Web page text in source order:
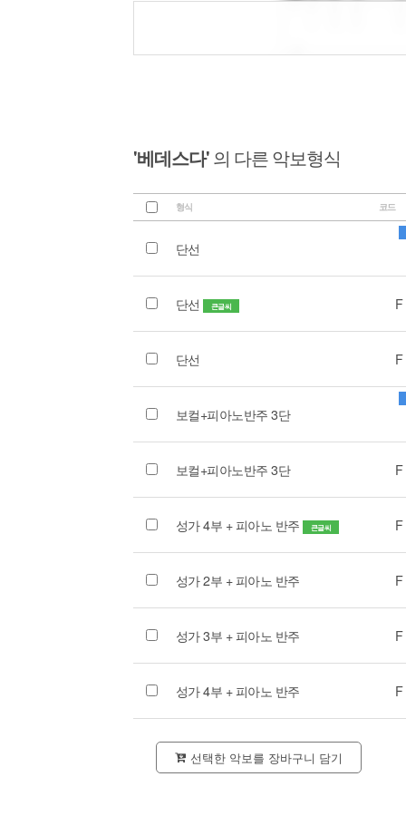
'베데스다'의 다른 악보형식
형식 코드
단선
단선 큰글씨
단선
보컬+피아노반주 3단
보컬+피아노반주 3단
성가 4부 + 피아노 반주 큰글씨
성가 2부 + 피아노 반주
성가 3부 + 피아노 반주
성가 4부 + 피아노 반주
선택한 악보를 장바구니 담기